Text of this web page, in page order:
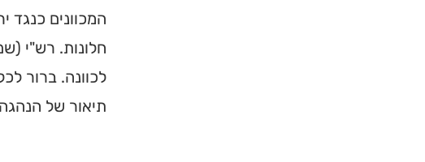
המכוונים
חלונות. רש"י
לכוונה. ברור
תיאור של